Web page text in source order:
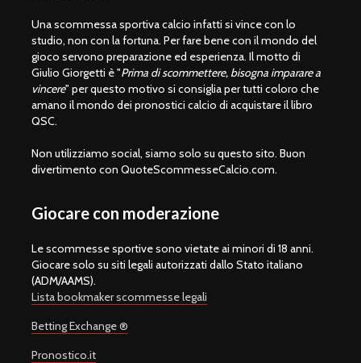
Una scommessa sportiva calcio infatti si vince con lo
studio, non con la fortuna. Per fare bene con il mondo del
gioco servono preparazione ed esperienza. Il motto di
Giulio Giorgetti è "Prima di scommettere, bisogna imparare a
vincere" per questo motivo si consiglia per tutti coloro che
amano il mondo dei pronostici calcio di acquistare il libro
QSC.
Non utilizziamo social, siamo solo su questo sito. Buon
divertimento con QuoteScommesseCalcio.com.
Giocare con moderazione
Le scommesse sportive sono vietate ai minori di 18 anni.
Giocare solo su siti legali autorizzati dallo Stato italiano
(ADM/AAMS).
Lista bookmaker scommesse legali
Betting Exchange ®
Pronostico.it